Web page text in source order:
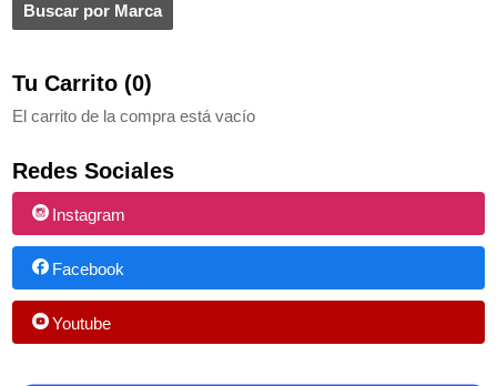
Tu Carrito (0)
El carrito de la compra está vacío
Redes Sociales
Instagram
Facebook
Youtube